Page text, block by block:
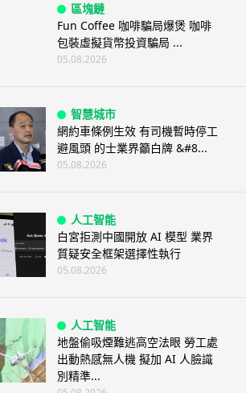
區塊鏈
Fun Coffee 咖啡騙局爆煲 咖啡
包裝虛擬貨幣投資騙局 ...
05.08.2026
智慧城市
網約車條例生效 有司機暫時停工
避風頭 的士業界籲白牌 &#8...
05.08.2026
人工智能
白宮拒測中國開放 AI 模型 業界
質疑安全框架選擇性執行
05.08.2026
人工智能
地盤偷吸煙難逃高空法眼 勞工處
出動熱感無人機 擬加 AI 人臉識
別精準...